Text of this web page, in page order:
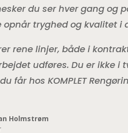
du ser hver gang og
opnår tryghed og kvalitet i
rene linjer, både i
udføres. Du er ikke i
får hos KOMPLET
Holmstrøm